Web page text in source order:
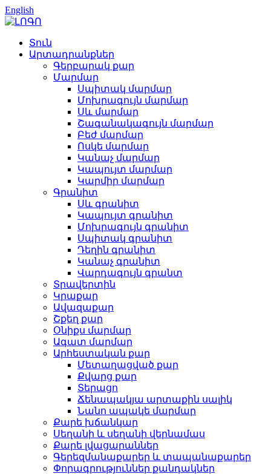
English
Տուն
Արտադրանքներ
Գերբարակ քար
Մարմար
Սպիտակ մարմար
Մոխրագույն մարմար
Սև մարմար
Շագանակագույն մարմար
Բեժ մարմար
Ոսկե մարմար
Կանաչ մարմար
Կապույտ մարմար
Կարմիր մարմար
Գրանիտ
Սև գրանիտ
Կապույտ գրանիտ
Մոխրագույն գրանիտ
Սպիտակ գրանիտ
Դեղին գրանիտ
Կանաչ գրանիտ
Վարդագույն գրանտ
Տրավերտին
Կրաքար
Ավազաքար
Շքեղ քար
Օնիքս մարմար
Ագատ մարմար
Արհեստական ​​քար
Մետաղացված քար
Քվարց քար
Տերացո
Ճենապակյա արտաքին սալիկ
Նանո ապակե մարմար
Քարե խճանկար
Սեղանի և սեղանի վերնամաս
Քարե լվացարաններ
Գերեզմանաքարեր և տապանաքարեր
Փորագրություններ քանդակներ